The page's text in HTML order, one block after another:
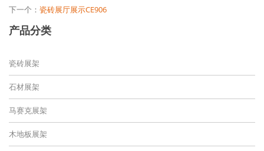
下一个： 瓷砖展厅展示CE906
产品分类
瓷砖展架
石材展架
马赛克展架
木地板展架